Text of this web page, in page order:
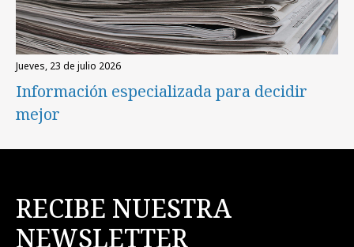
jueves, 23 de julio 2026
Información especializada para decidir
mejor
RECIBE NUESTRA
NEWSLETTER